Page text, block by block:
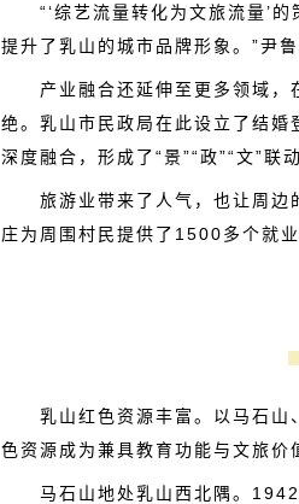
“‘综艺流量转化为文旅流量’
提升了乳山的城市品牌形象。”尹鲁
产业融合还延伸至更多领域，
绝。乳山市民政局在此设立了结
深度融合，形成了“景”“政”“文”联
旅游业带来了人气，也让周边
庄为周围村民提供了1500多个就
乳山红色资源丰富。以马石
色资源成为兼具教育功能与文旅价
马石山地处乳山西北隅。